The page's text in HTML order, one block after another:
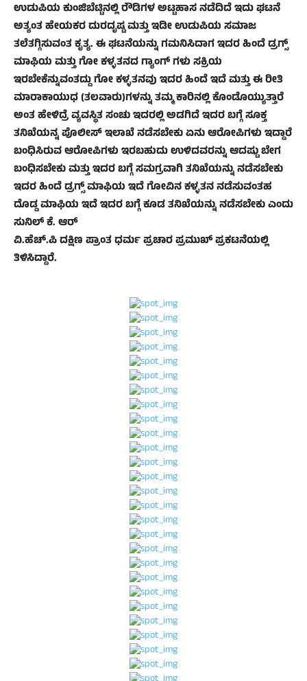
ಉಡುಪಿಯ ಕುಂಜಿಬೆಟ್ಟಿನಲ್ಲಿ ರೌಡಿಗಳ ಅಟ್ಟಹಾಸ ನಡೆದಿದೆ ಇದು ಘಟನೆ
ಅತ್ಯಂತ ಹೇಯಕರ ದುರದೃಷ್ಟ ಮತ್ತು ಇಡೀ ಉಡುಪಿಯ ಸಮಾಜ
ತಲೆತಗ್ಗಿಸುವಂತ ಕೃತ್ಯ. ಈ ಘಟನೆಯನ್ನು ಗಮನಿಸಿದಾಗ ಇದರ ಹಿಂದೆ ಡ್ರಗ್ಸ್
ಮಾಫಿಯ ಮತ್ತು ಗೋ ಕಳ್ಳತನದ ಗ್ಯಾಂಗ್ ಗಳು ಸಕ್ರಿಯ
ಇರಬೇಕೆನ್ನುವಂತದ್ದು ಗೋ ಕಳ್ಳತನವು ಇದರ ಹಿಂದೆ ಇದೆ ಮತ್ತು ಈ ರೀತಿ
ಮಾರಾಕಾಯುಧ (ತಲವಾರು)ಗಳನ್ನು ತಮ್ಮ ಕಾರಿನಲ್ಲಿ ಕೊಂಡೊಯ್ಯುತ್ತಾರೆ
ಅಂತ ಹೇಳಿದ್ರೆ ವ್ಯವಸ್ಥಿತ ಸಂಚು ಇದರಲ್ಲಿ ಅಡಗಿದೆ ಇದರ ಬಗ್ಗೆ ಸೂಕ್ತ
ತನಿಖೆಯನ್ನ ಪೊಲೀಸ್ ಇಲಾಖೆ ನಡೆಸಬೇಕು ಏನು ಆರೋಪಿಗಳು ಇದ್ದಾರೆ
ಬಂಧಿಸಿರುವ ಆರೋಪಿಗಳು ಇರಬಹುದು ಉಳಿದವರನ್ನು ಆದಷ್ಟು ಬೇಗ
ಬಂಧಿಸಬೇಕು ಮತ್ತು ಇದರ ಬಗ್ಗೆ ಸಮಗ್ರವಾಗಿ ತನಿಖೆಯನ್ನು ನಡೆಸಬೇಕು
ಇದರ ಹಿಂದೆ ಡ್ರಗ್ಸ್ ಮಾಫಿಯ ಇದೆ ಗೋವಿನ ಕಳ್ಳತನ ನಡೆಸುವಂತಹ
ದೊಡ್ಡ ಮಾಫಿಯ ಇದೆ ಇದರ ಬಗ್ಗೆ ಕೂಡ ತನಿಖೆಯನ್ನು ನಡೆಸಬೇಕು ಎಂದು
ಸುನಿಲ್ ಕೆ. ಆರ್
ವಿ.ಹೆಚ್.ಪಿ ದಕ್ಷಿಣ ಪ್ರಾಂತ ಧರ್ಮ ಪ್ರಚಾರ ಪ್ರಮುಖ್ ಪ್ರಕಟನೆಯಲ್ಲಿ
ತಿಳಿಸಿದ್ದಾರೆ.